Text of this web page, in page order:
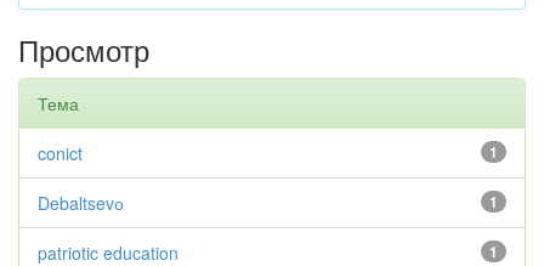
Просмотр
Тема
1
conict
1
Debaltsevо
1
patriotic education